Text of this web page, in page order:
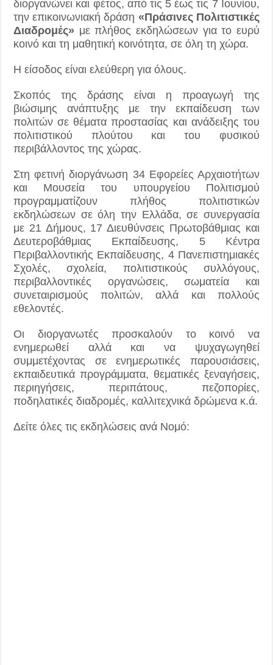
διοργανώνει και φέτος, από τις 5 έως τις 7 Ιουνίου,
την επικοινωνιακή δράση «Πράσινες Πολιτιστικές
Διαδρομές» με πλήθος εκδηλώσεων για το ευρύ
κοινό και τη μαθητική κοινότητα, σε όλη τη χώρα.
Η είσοδος είναι ελεύθερη για όλους.
Σκοπός της δράσης είναι η προαγωγή της
βιώσιμης ανάπτυξης με την εκπαίδευση των
πολιτών σε θέματα προστασίας και ανάδειξης του
πολιτιστικού πλούτου και του φυσικού
περιβάλλοντος της χώρας.
Στη φετινή διοργάνωση 34 Εφορείες Αρχαιοτήτων
και Μουσεία του υπουργείου Πολιτισμού
προγραμματίζουν πλήθος πολιτιστικών
εκδηλώσεων σε όλη την Ελλάδα, σε συνεργασία
με 21 Δήμους, 17 Διευθύνσεις Πρωτοβάθμιας και
Δευτεροβάθμιας Εκπαίδευσης, 5 Κέντρα
Περιβαλλοντικής Εκπαίδευσης, 4 Πανεπιστημιακές
Σχολές, σχολεία, πολιτιστικούς συλλόγους,
περιβαλλοντικές οργανώσεις, σωματεία και
συνεταιρισμούς πολιτών, αλλά και πολλούς
εθελοντές.
Οι διοργανωτές προσκαλούν το κοινό να
ενημερωθεί αλλά και να ψυχαγωγηθεί
συμμετέχοντας σε ενημερωτικές παρουσιάσεις,
εκπαιδευτικά προγράμματα, θεματικές ξεναγήσεις,
περιηγήσεις, περιπάτους, πεζοπορίες,
ποδηλατικές διαδρομές, καλλιτεχνικά δρώμενα κ.ά.
Δείτε όλες τις εκδηλώσεις ανά Νομό: